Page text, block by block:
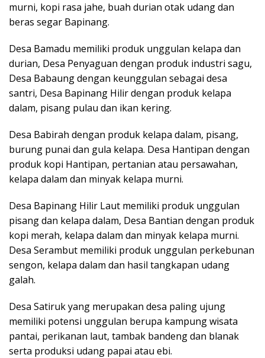
murni, kopi rasa jahe, buah durian otak udang dan
beras segar Bapinang.
Desa Bamadu memiliki produk unggulan kelapa dan
durian, Desa Penyaguan dengan produk industri sagu,
Desa Babaung dengan keunggulan sebagai desa
santri, Desa Bapinang Hilir dengan produk kelapa
dalam, pisang pulau dan ikan kering.
Desa Babirah dengan produk kelapa dalam, pisang,
burung punai dan gula kelapa. Desa Hantipan dengan
produk kopi Hantipan, pertanian atau persawahan,
kelapa dalam dan minyak kelapa murni.
Desa Bapinang Hilir Laut memiliki produk unggulan
pisang dan kelapa dalam, Desa Bantian dengan produk
kopi merah, kelapa dalam dan minyak kelapa murni.
Desa Serambut memiliki produk unggulan perkebunan
sengon, kelapa dalam dan hasil tangkapan udang
galah.
Desa Satiruk yang merupakan desa paling ujung
memiliki potensi unggulan berupa kampung wisata
pantai, perikanan laut, tambak bandeng dan blanak
serta produksi udang papai atau ebi.